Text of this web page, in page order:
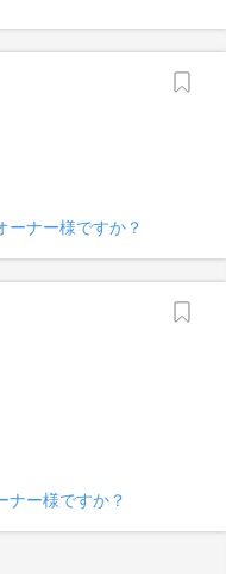
ーナー様ですか？
ナー様ですか？